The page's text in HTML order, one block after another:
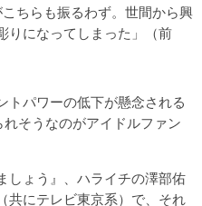
ちらも振るわず。世間から興
りになってしまった」（前
パワーの低下が懸念される
れそうなのがアイドルファン
しょう』、ハライチの澤部佑
共にテレビ東京系）で、それ